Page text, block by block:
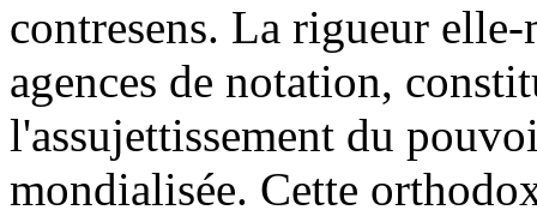
contresens. La rigueur
agences de notation,
l'assujettissement du
mondialisée. Cette